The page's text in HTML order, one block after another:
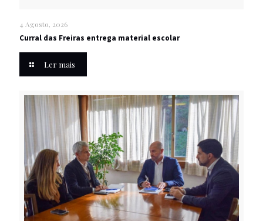
4 Agosto, 2026
Curral das Freiras entrega material escolar
Ler mais